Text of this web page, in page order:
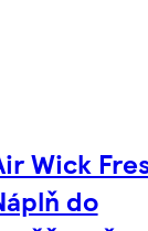
Wick
do